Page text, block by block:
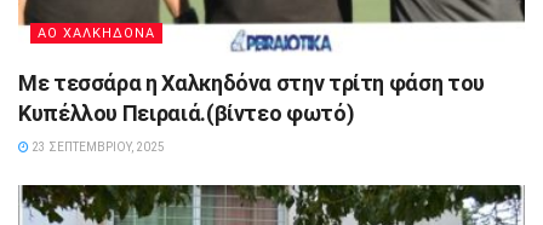
ΑΟ ΧΑΛΚΗΔΟΝΑ
Με τεσσάρα η Χαλκηδόνα στην τρίτη φάση του
Κυπέλλου Πειραιά.(βίντεο φωτό)
23 ΣΕΠΤΕΜΒΡΊΟΥ, 2025